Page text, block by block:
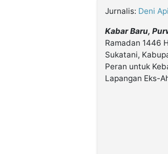
Jurnalis: Deni
Kabar Baru,
Ramadan 1446
Sukatani,
Peran untuk
Lapangan Eks-